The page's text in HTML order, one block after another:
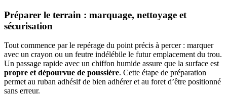
Préparer le terrain : marquage, nettoyage et
sécurisation
Tout commence par le repérage du point précis à percer : marquer
avec un crayon ou un feutre indélébile le futur emplacement du trou.
Un passage rapide avec un chiffon humide assure que la surface est
propre et dépourvue de poussière. Cette étape de préparation
permet au ruban adhésif de bien adhérer et au foret d’être positionné
sans erreur.